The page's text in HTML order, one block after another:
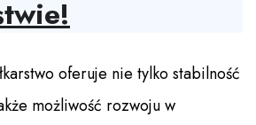
oferuje nie tylko stabilność
możliwość rozwoju w